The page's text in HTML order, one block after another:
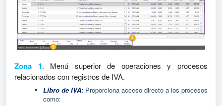
Zona 1.
Menú superior de operaciones y procesos
relacionados con registros de IVA.
Libro de IVA: Proporciona acceso directo a los procesos
como: